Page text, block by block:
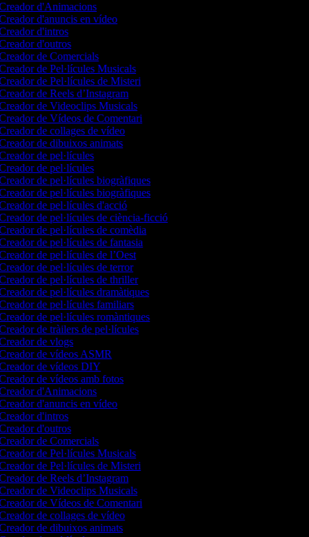
d'Animacions
d'anuncis en vídeo
d'intros
d'outros
de Comercials
de Pel·lícules Musicals
de Pel·lícules de Misteri
de Reels d’Instagram
de Videoclips Musicals
de Vídeos de Comentari
de collages de vídeo
de dibuixos animats
de pel·lícules
de pel·lícules
de pel·lícules biogràfiques
de pel·lícules biogràfiques
de pel·lícules d'acció
de pel·lícules de ciència-ficció
de pel·lícules de comèdia
de pel·lícules de fantasia
de pel·lícules de l’Oest
de pel·lícules de terror
de pel·lícules de thriller
de pel·lícules dramàtiques
de pel·lícules familiars
de pel·lícules romàntiques
de tràilers de pel·lícules
de vlogs
de vídeos ASMR
de vídeos DIY
de vídeos amb fotos
d'Animacions
d'anuncis en vídeo
d'intros
d'outros
de Comercials
de Pel·lícules Musicals
de Pel·lícules de Misteri
de Reels d’Instagram
de Videoclips Musicals
de Vídeos de Comentari
de collages de vídeo
de dibuixos animats